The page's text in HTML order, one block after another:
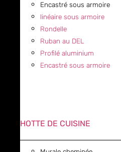
Encastré sous armoire
linéaire sous armoire
Rondelle
Ruban au DEL
Profilé aluminium
Encastré sous armoire
HOTTE DE CUISINE